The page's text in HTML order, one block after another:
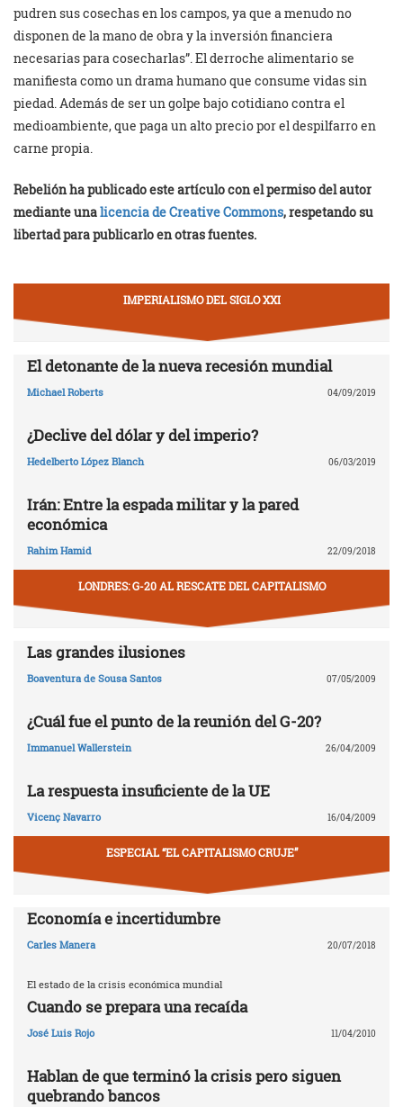
pudren sus cosechas en los campos, ya que a menudo no
disponen de la mano de obra y la inversión financiera
necesarias para cosecharlas”. El derroche alimentario se
manifiesta como un drama humano que consume vidas sin
piedad. Además de ser un golpe bajo cotidiano contra el
medioambiente, que paga un alto precio por el despilfarro en
carne propia.
Rebelión ha publicado este artículo con el permiso del autor
mediante unalicencia de Creative Commons, respetando su
libertad para publicarlo en otras fuentes.
IMPERIALISMO DEL SIGLO XXI
El detonante de la nueva recesión mundial
Michael Roberts 04/09/2019
¿Declive del dólar y del imperio?
Hedelberto López Blanch 06/03/2019
Irán: Entre la espada militar y la pared
económica
Rahim Hamid 22/09/2018
LONDRES: G-20 AL RESCATE DEL CAPITALISMO
Las grandes ilusiones
Boaventura de Sousa Santos 07/05/2009
¿Cuál fue el punto de la reunión del G-20?
Immanuel Wallerstein 26/04/2009
La respuesta insuficiente de la UE
Vicenç Navarro 16/04/2009
ESPECIAL “EL CAPITALISMO CRUJE”
Economía e incertidumbre
Carles Manera 20/07/2018
El estado de la crisis económica mundial
Cuando se prepara una recaída
José Luis Rojo 11/04/2010
Hablan de que terminó la crisis pero siguen
quebrando bancos